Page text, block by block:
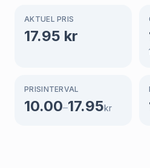
AKTUEL PRIS
17.95 kr
PRISINTERVAL
10.00–17.95kr